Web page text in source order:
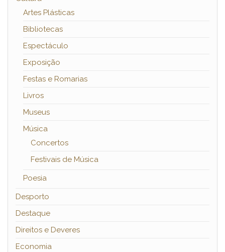
Artes Plásticas
Bibliotecas
Espectáculo
Exposição
Festas e Romarias
Livros
Museus
Música
Concertos
Festivais de Música
Poesia
Desporto
Destaque
Direitos e Deveres
Economia